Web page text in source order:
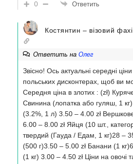
0 Ответить
Костянтин – візовий
Ответить на Олег
Звісно! Ось актуальні середні
польських дисконтерах, щоб ви
Середня ціна в злотих : (zł)
Свинина (лопатка або гуляш, 1
(3.2%, 1 л) 3.50 – 4.00 zł
6.00 – 8.00 zł Яйця (10 шт.,
твердий (Гауда / Едам, 1 кг)28 –
(500 г)3.50 – 5.00 zł Банани (1
(1 кг) 3.00 – 4.50 zł Ціни на овочі